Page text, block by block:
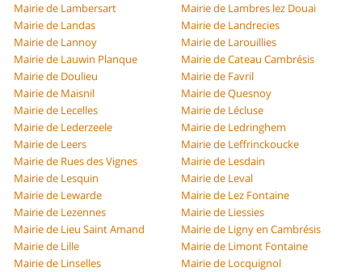
Mairie de Lambersart
Mairie de Lambres lez Douai
Mairie de Landas
Mairie de Landrecies
Mairie de Lannoy
Mairie de Larouillies
Mairie de Lauwin Planque
Mairie de Cateau Cambrésis
Mairie de Doulieu
Mairie de Favril
Mairie de Maisnil
Mairie de Quesnoy
Mairie de Lecelles
Mairie de Lécluse
Mairie de Lederzeele
Mairie de Ledringhem
Mairie de Leers
Mairie de Leffrinckoucke
Mairie de Rues des Vignes
Mairie de Lesdain
Mairie de Lesquin
Mairie de Leval
Mairie de Lewarde
Mairie de Lez Fontaine
Mairie de Lezennes
Mairie de Liessies
Mairie de Lieu Saint Amand
Mairie de Ligny en Cambrésis
Mairie de Lille
Mairie de Limont Fontaine
Mairie de Linselles
Mairie de Locquignol